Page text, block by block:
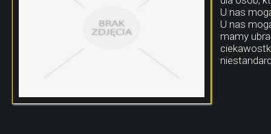
U nas
U nas
mamy